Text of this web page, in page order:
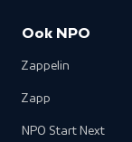
Ook NPO
Zappelin
Zapp
NPO Start Next